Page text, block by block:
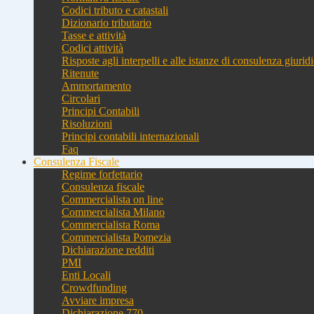
Codici tributo e catastali
Dizionario tributario
Tasse e attività
Codici attività
Risposte agli interpelli e alle istanze di consulenza
Ritenute
Ammortamento
Circolari
Principi Contabili
Risoluzioni
Principi contabili internazionali
Faq
Consulenza Fiscale
Regime forfettario
Consulenza fiscale
Commercialista on line
Commercialista Milano
Commercialista Roma
Commercialista Pomezia
Dichiarazione redditi
PMI
Enti Locali
Crowdfunding
Avviare impresa